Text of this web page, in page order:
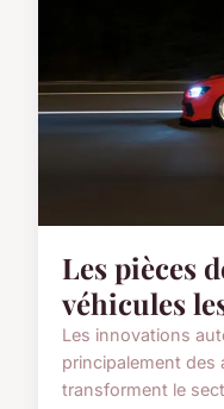
Les pièces
véhicules
Les innovations
principalement des
transforment le